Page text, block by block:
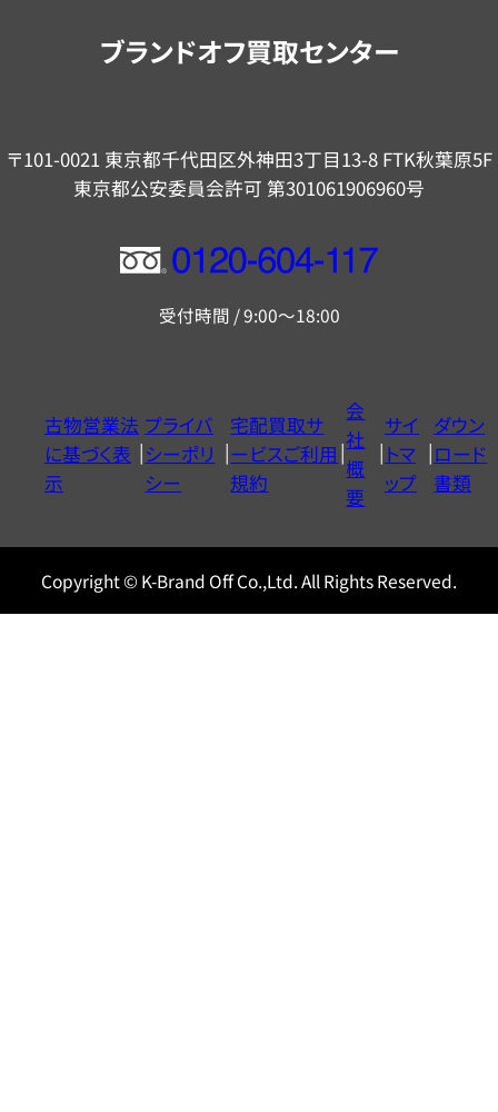
ブランドオフ買取センター
〒101-0021 東京都千代田区外神田3丁目13-8 FTK秋葉原5F
東京都公安委員会許可 第301061906960号
フ
ー
ヤ
ル
0120604117
受付時間 / 9:00～18:00
古物営業法
に基づく表
示
プライバ
シーポリ
シー
宅配買取サ
ービスご利用
規約
会
社
概
要
サイ
トマ
ップ
ダウン
ロード
書類
Copyright © K-Brand Off Co.,Ltd. All Rights Reserved.